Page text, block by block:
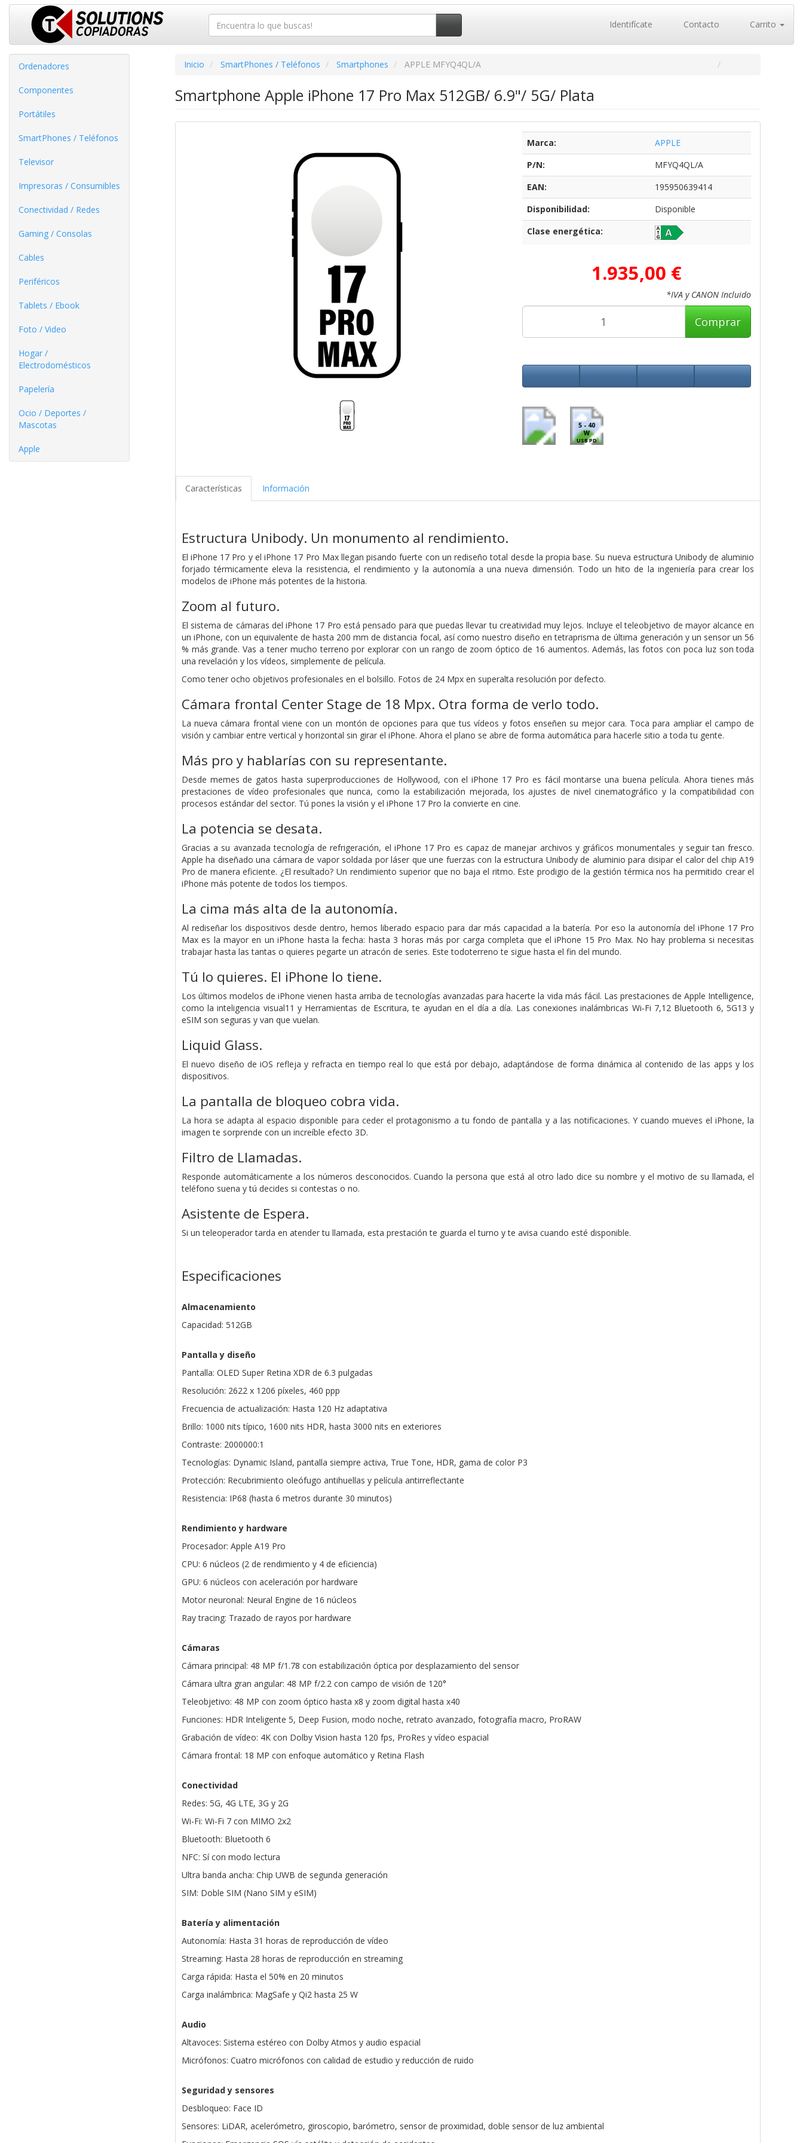
Identifícate Contacto Carrito
Ordenadores
Componentes
Portátiles
SmartPhones / Teléfonos
Televisor
Impresoras / Consumibles
Conectividad / Redes
Gaming / Consolas
Cables
Periféricos
Tablets / Ebook
Foto / Video
Hogar /
Electrodomésticos
Papelería
Ocio / Deportes /
Mascotas
Apple
Inicio SmartPhones / Teléfonos Smartphones APPLE MFYQ4QL/A
Smartphone Apple iPhone 17 Pro Max 512GB/ 6.9"/ 5G/ Plata
Marca:
APPLE
P/N:
MFYQ4QL/A
EAN:
195950639414
Disponibilidad:
Disponible
Clase energética:
1.935,00 €
*IVA y CANON Incluido
Comprar
5 - 40
W
USB PD
Características Información
Estructura Unibody. Un monumento al rendimiento.
El iPhone 17 Pro y el iPhone 17 Pro Max llegan pisando fuerte con un rediseño total desde la propia base. Su nueva estructura Unibody de aluminio
forjado térmicamente eleva la resistencia, el rendimiento y la autonomía a una nueva dimensión. Todo un hito de la ingeniería para crear los
modelos de iPhone más potentes de la historia.
Zoom al futuro.
El sistema de cámaras del iPhone 17 Pro está pensado para que puedas llevar tu creatividad muy lejos. Incluye el teleobjetivo de mayor alcance en
un iPhone, con un equivalente de hasta 200 mm de distancia focal, así como nuestro diseño en tetraprisma de última generación y un sensor un 56
% más grande. Vas a tener mucho terreno por explorar con un rango de zoom óptico de 16 aumentos. Además, las fotos con poca luz son toda
una revelación y los vídeos, simplemente de película.
Como tener ocho objetivos profesionales en el bolsillo. Fotos de 24 Mpx en superalta resolución por defecto.
Cámara frontal Center Stage de 18 Mpx. Otra forma de verlo todo.
La nueva cámara frontal viene con un montón de opciones para que tus vídeos y fotos enseñen su mejor cara. Toca para ampliar el campo de
visión y cambiar entre vertical y horizontal sin girar el iPhone. Ahora el plano se abre de forma automática para hacerle sitio a toda tu gente.
Más pro y hablarías con su representante.
Desde memes de gatos hasta superproducciones de Hollywood, con el iPhone 17 Pro es fácil montarse una buena película. Ahora tienes más
prestaciones de vídeo profesionales que nunca, como la estabilización mejorada, los ajustes de nivel cinematográfico y la compatibilidad con
procesos estándar del sector. Tú pones la visión y el iPhone 17 Pro la convierte en cine.
La potencia se desata.
Gracias a su avanzada tecnología de refrigeración, el iPhone 17 Pro es capaz de manejar archivos y gráficos monumentales y seguir tan fresco.
Apple ha diseñado una cámara de vapor soldada por láser que une fuerzas con la estructura Unibody de aluminio para disipar el calor del chip A19
Pro de manera eficiente. ¿El resultado? Un rendimiento superior que no baja el ritmo. Este prodigio de la gestión térmica nos ha permitido crear el
iPhone más potente de todos los tiempos.
La cima más alta de la autonomía.
Al rediseñar los dispositivos desde dentro, hemos liberado espacio para dar más capacidad a la batería. Por eso la autonomía del iPhone 17 Pro
Max es la mayor en un iPhone hasta la fecha: hasta 3 horas más por carga completa que el iPhone 15 Pro Max. No hay problema si necesitas
trabajar hasta las tantas o quieres pegarte un atracón de series. Este todoterreno te sigue hasta el fin del mundo.
Tú lo quieres. El iPhone lo tiene.
Los últimos modelos de iPhone vienen hasta arriba de tecnologías avanzadas para hacerte la vida más fácil. Las prestaciones de Apple Intelligence,
como la inteligencia visual11 y Herramientas de Escritura, te ayudan en el día a día. Las conexiones inalámbricas Wi‑Fi 7,12 Bluetooth 6, 5G13 y
eSIM son seguras y van que vuelan.
Liquid Glass.
El nuevo diseño de iOS refleja y refracta en tiempo real lo que está por debajo, adaptándose de forma dinámica al contenido de las apps y los
dispositivos.
La pantalla de bloqueo cobra vida.
La hora se adapta al espacio disponible para ceder el protagonismo a tu fondo de pantalla y a las notificaciones. Y cuando mueves el iPhone, la
imagen te sorprende con un increíble efecto 3D.
Filtro de Llamadas.
Responde automáticamente a los números desconocidos. Cuando la persona que está al otro lado dice su nombre y el motivo de su llamada, el
teléfono suena y tú decides si contestas o no.
Asistente de Espera.
Si un teleoperador tarda en atender tu llamada, esta prestación te guarda el turno y te avisa cuando esté disponible.
Especificaciones
Almacenamiento
Capacidad: 512GB
Pantalla y diseño
Pantalla: OLED Super Retina XDR de 6.3 pulgadas
Resolución: 2622 x 1206 píxeles, 460 ppp
Frecuencia de actualización: Hasta 120 Hz adaptativa
Brillo: 1000 nits típico, 1600 nits HDR, hasta 3000 nits en exteriores
Contraste: 2000000:1
Tecnologías: Dynamic Island, pantalla siempre activa, True Tone, HDR, gama de color P3
Protección: Recubrimiento oleófugo antihuellas y película antirreflectante
Resistencia: IP68 (hasta 6 metros durante 30 minutos)
Rendimiento y hardware
Procesador: Apple A19 Pro
CPU: 6 núcleos (2 de rendimiento y 4 de eficiencia)
GPU: 6 núcleos con aceleración por hardware
Motor neuronal: Neural Engine de 16 núcleos
Ray tracing: Trazado de rayos por hardware
Cámaras
Cámara principal: 48 MP f/1.78 con estabilización óptica por desplazamiento del sensor
Cámara ultra gran angular: 48 MP f/2.2 con campo de visión de 120°
Teleobjetivo: 48 MP con zoom óptico hasta x8 y zoom digital hasta x40
Funciones: HDR Inteligente 5, Deep Fusion, modo noche, retrato avanzado, fotografía macro, ProRAW
Grabación de vídeo: 4K con Dolby Vision hasta 120 fps, ProRes y vídeo espacial
Cámara frontal: 18 MP con enfoque automático y Retina Flash
Conectividad
Redes: 5G, 4G LTE, 3G y 2G
Wi-Fi: Wi-Fi 7 con MIMO 2x2
Bluetooth: Bluetooth 6
NFC: Sí con modo lectura
Ultra banda ancha: Chip UWB de segunda generación
SIM: Doble SIM (Nano SIM y eSIM)
Batería y alimentación
Autonomía: Hasta 31 horas de reproducción de vídeo
Streaming: Hasta 28 horas de reproducción en streaming
Carga rápida: Hasta el 50% en 20 minutos
Carga inalámbrica: MagSafe y Qi2 hasta 25 W
Audio
Altavoces: Sistema estéreo con Dolby Atmos y audio espacial
Micrófonos: Cuatro micrófonos con calidad de estudio y reducción de ruido
Seguridad y sensores
Desbloqueo: Face ID
Sensores: LiDAR, acelerómetro, giroscopio, barómetro, sensor de proximidad, doble sensor de luz ambiental